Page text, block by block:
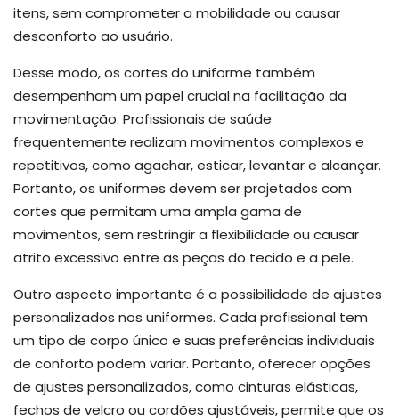
itens, sem comprometer a mobilidade ou causar
desconforto ao usuário.
Desse modo, os cortes do uniforme também
desempenham um papel crucial na facilitação da
movimentação. Profissionais de saúde
frequentemente realizam movimentos complexos e
repetitivos, como agachar, esticar, levantar e alcançar.
Portanto, os uniformes devem ser projetados com
cortes que permitam uma ampla gama de
movimentos, sem restringir a flexibilidade ou causar
atrito excessivo entre as peças do tecido e a pele.
Outro aspecto importante é a possibilidade de ajustes
personalizados nos uniformes. Cada profissional tem
um tipo de corpo único e suas preferências individuais
de conforto podem variar. Portanto, oferecer opções
de ajustes personalizados, como cinturas elásticas,
fechos de velcro ou cordões ajustáveis, permite que os